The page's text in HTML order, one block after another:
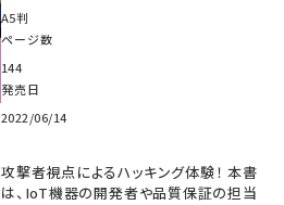
A5判
ページ数
144
発売日
2022/06/14
攻撃者視点によるハッキング体験！ 本書
は、IoT機器の開発者や品質保証の担当